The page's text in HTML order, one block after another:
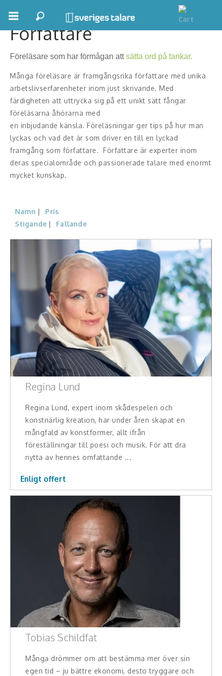
Boka ett möte
Samhällsnytta
Inspiration
Inspirerande Föreläsare
Personlig utveckling, målsättning
Life Stories & Trivsel
Keynote
Moderator
Konferencier
Workshopledare, facilitator
Radio och TV-profiler
Underhållning och event
Event
Humoristiska föredrag
Ljus och belysning
Konst
Middagsunderhållning
Something a Little Different
Underhållning
Kända personer
Företagsledare
Författare
Kända musiker
Författare
Föreläsare som har förmågan attsätta ord på tankar.
Många föreläsare är framgångsrika författare med unika
arbetslivserfarenheter inom just skrivande. Med
färdigheten att uttrycka sig på ett unikt sätt fångar
föreläsarna åhörarna med
en inbjudande känsla. Föreläsningar ger tips på hur man
lyckas och vad det är som driver en till en lyckad
framgång som författare. Författare är experter inom
deras specialområde och passionerade talare med enormt
mycket kunskap.
Namn
Pris
Stigande
Fallande
Regina Lund
Regina Lund, expert inom skådespeleri och
konstnärlig kreation, har under åren skapat en
mångfald av konstformer, allt ifrån
föreställningar till poesi och musik. För att dra
nytta av hennes omfattande ...
Enligt offert
Tobias Schildfat
Många drömmer om att bestämma mer över sin
egen tid – ju bättre ekonomi, desto tryggare och